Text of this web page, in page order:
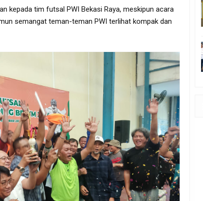
kepada tim futsal PWI Bekasi Raya, meskipun acara
semangat teman-teman PWI terlihat kompak dan